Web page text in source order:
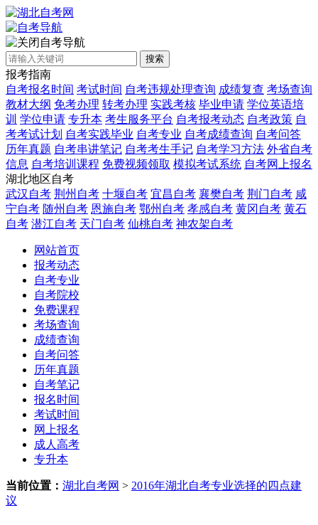
自考导航
搜索
报考指南
自考报名时间 考试时间 自考违规处理查询 成绩复查 考场查询
教材大纲 免考办理 转考办理 实践考核 毕业申请 学位英语培
训 学位申请 专升本 考生服务平台 自考报考动态 自考政策 自
考考试计划 自考实践毕业 自考专业 自考成绩查询 自考问答
历年真题 自考串讲笔记 自考考生手记 自考学习方法 外省自考
信息 自考培训课程 免费视频领取 模拟考试系统 自考网上报名
湖北地区自考
武汉自考 荆州自考 十堰自考 宜昌自考 襄樊自考 荆门自考 咸
宁自考 随州自考 恩施自考 鄂州自考 孝感自考 黄冈自考 黄石
自考 潜江自考 天门自考 仙桃自考 神农架自考
网站首页
报考动态
自考专业
自考院校
免费课程
考场查询
成绩查询
自考问答
历年真题
自考笔记
报名时间
考试时间
网上报名
成人高考
专升本
当前位置： 湖北自考网 > 2016年湖北自考专业选择的四点建
议